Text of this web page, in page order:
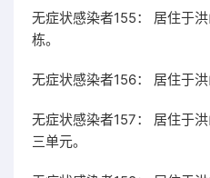
无症状感染者155： 居住于
栋。
无症状感染者156： 居住于洪
无症状感染者157： 居住于
三单元。